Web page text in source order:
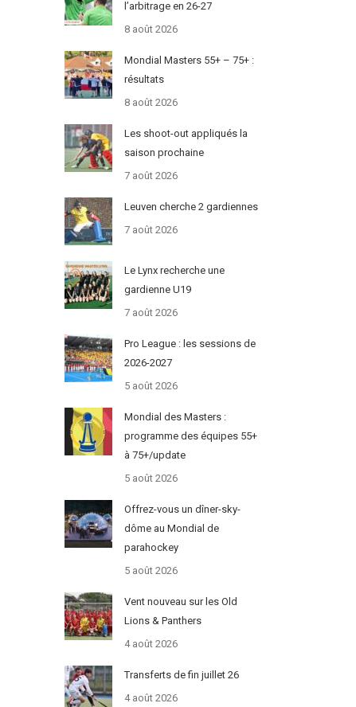
l’arbitrage en 26-27
8 août 2026
Mondial Masters 55+ – 75+ :
résultats
8 août 2026
Les shoot-out appliqués la
saison prochaine
7 août 2026
Leuven cherche 2 gardiennes
7 août 2026
Le Lynx recherche une
gardienne U19
7 août 2026
Pro League : les sessions de
2026-2027
5 août 2026
Mondial des Masters :
programme des équipes 55+
à 75+/update
5 août 2026
Offrez-vous un dîner-sky-
dôme au Mondial de
parahockey
5 août 2026
Vent nouveau sur les Old
Lions & Panthers
4 août 2026
Transferts de fin juillet 26
4 août 2026